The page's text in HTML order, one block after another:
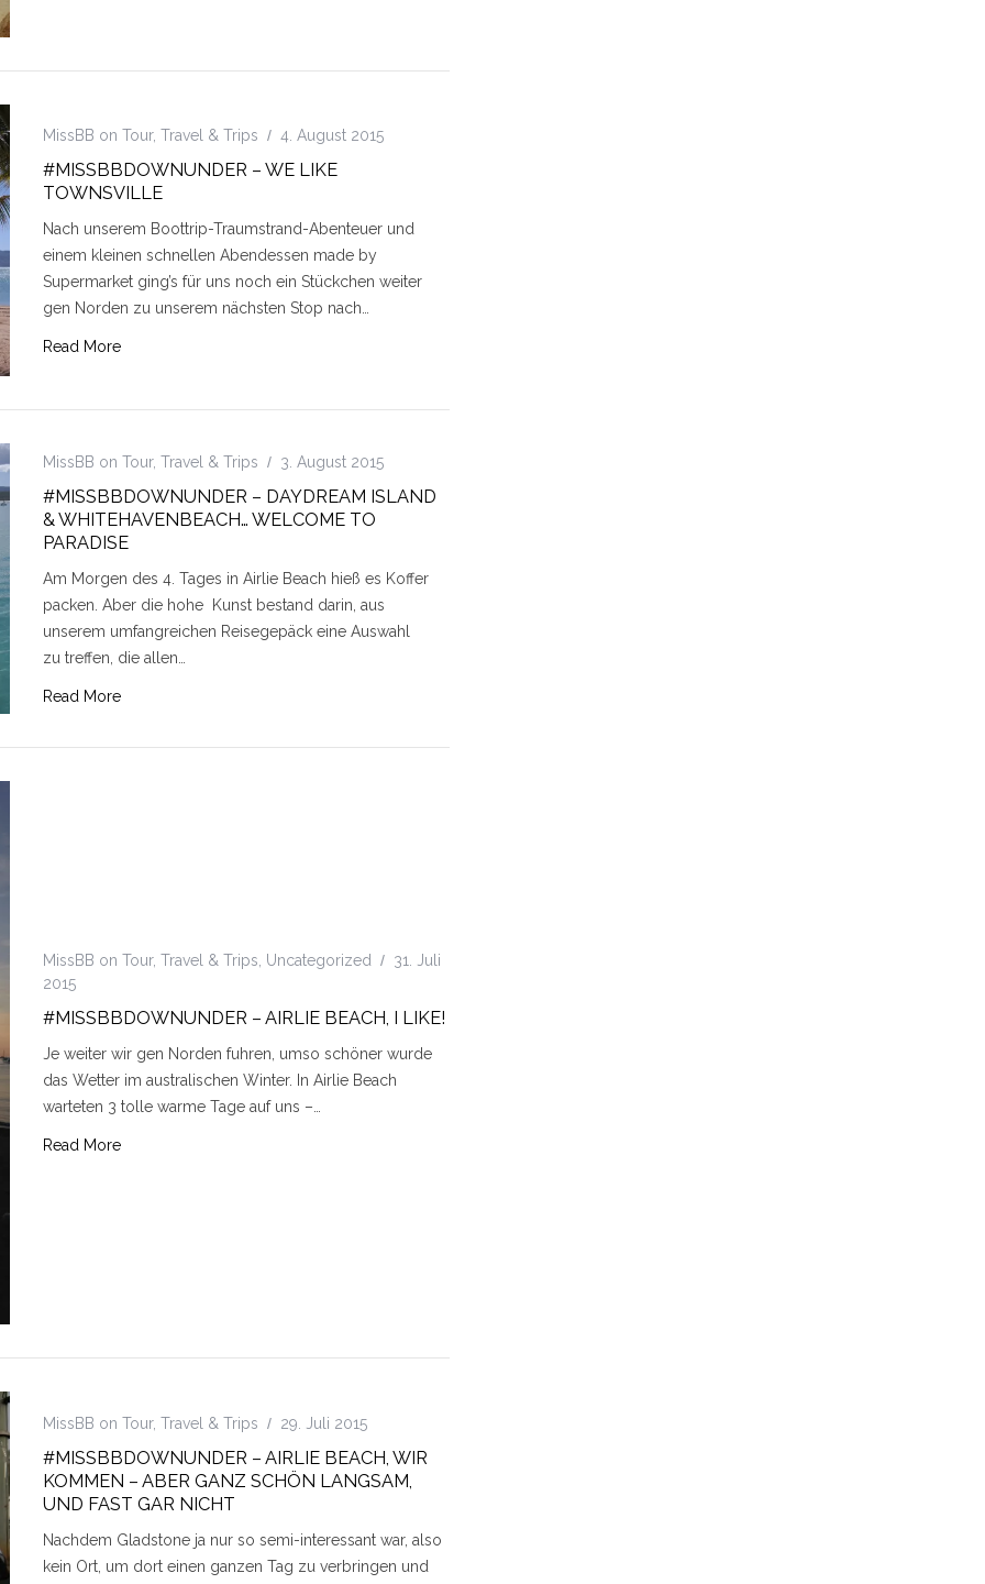
MissBB on Tour, Travel & Trips 4. August 2015
#MISSBBDOWNUNDER – WE LIKE
TOWNSVILLE
Nach unserem Boottrip-Traumstrand-Abenteuer und
einem kleinen schnellen Abendessen made by
Supermarket ging’s für uns noch ein Stückchen weiter
gen Norden zu unserem nächsten Stop nach…
Read More
MissBB on Tour, Travel & Trips 3. August 2015
#MISSBBDOWNUNDER – DAYDREAM ISLAND
& WHITEHAVENBEACH… WELCOME TO
PARADISE
Am Morgen des 4. Tages in Airlie Beach hieß es Koffer
packen. Aber die hohe Kunst bestand darin, aus
unserem umfangreichen Reisegepäck eine Auswahl
zu treffen, die allen…
Read More
MissBB on Tour, Travel & Trips, Uncategorized
31. Juli
2015
#MISSBBDOWNUNDER – AIRLIE BEACH, I LIKE!
Je weiter wir gen Norden fuhren, umso schöner wurde
das Wetter im australischen Winter. In Airlie Beach
warteten 3 tolle warme Tage auf uns –…
Read More
MissBB on Tour, Travel & Trips 29. Juli 2015
#MISSBBDOWNUNDER – AIRLIE BEACH, WIR
KOMMEN – ABER GANZ SCHÖN LANGSAM,
UND FAST GAR NICHT
Nachdem Gladstone ja nur so semi-interessant war, also
kein Ort, um dort einen ganzen Tag zu verbringen und